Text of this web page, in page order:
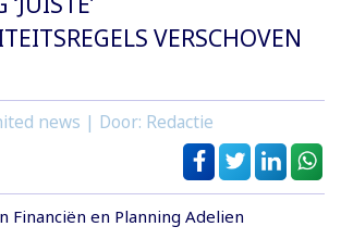
VERSCHOVEN
news | Door: Redactie
Financiën en Planning Adelien